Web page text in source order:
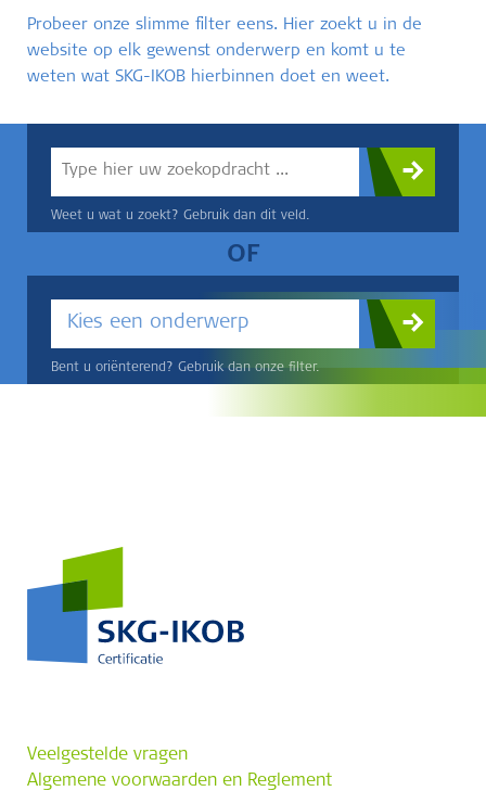
Probeer onze slimme filter eens. Hier zoekt u in de
website op elk gewenst onderwerp en komt u te
weten wat SKG-IKOB hierbinnen doet en weet.
Weet u wat u zoekt? Gebruik dan dit veld.
OF
Kies een onderwerp
Bent u oriënterend? Gebruik dan onze filter.
Veelgestelde vragen
Algemene voorwaarden en Reglement